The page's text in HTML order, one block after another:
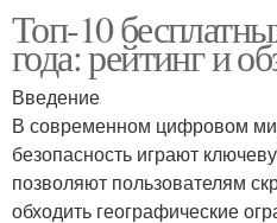
Топ-10
года: рейтинг и
Введение
В современном цифровом
безопасность играют
позволяют пользователям
обходить географические